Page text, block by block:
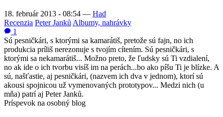
18. február 2013 - 08:54 — Had
Recenzia Peter Janků Albumy, nahrávky
1
Sú pesničkári, s ktorými sa kamarátiš, pretože sú fajn, no ich
produkcia príliš nerezonuje s tvojím cítením. Sú pesničkári, s
ktorými sa nekamarátiš... Možno preto, že ľudsky sú Ti vzdialení,
no ak ide o ich tvorbu visíš im na perách...bo ako píšu Ti je blízke. A
sú, našťastie, aj pesničkári, (nazvem ich dva v jednom), ktorí sú
akousi spojnicou už vymenovaných prototypov... Medzi nich (u
mňa) patrí aj Peter Janků.
Príspevok na osobný blog